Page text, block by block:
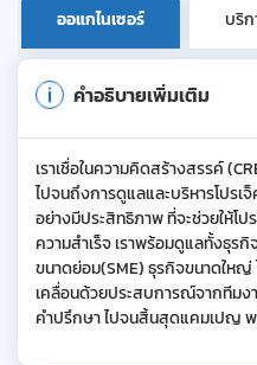
ออแกไนเซอร์ บริ
คำอธิบายเพิ่มเติม
เราเชื่อในความคิดสร้างสรรค์
ไปจนถึงการดูแลและบริหารโปรเ
อย่างมีประสิทธิภาพ ที่จะช่วยให้โ
ความสำเร็จ เราพร้อมดูแลทั้งธุร
ขนาดย่อม(SME) ธุรกิจขนาดให
เคลื่อนด้วยประสบการณ์จากทีม
คำปรึกษา ไปจนสิ้นสุดแคมเปญ